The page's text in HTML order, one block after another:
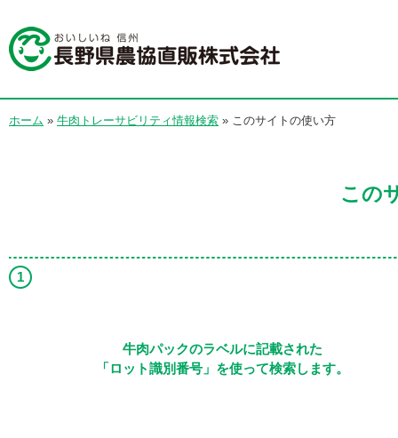
ホーム » 牛肉トレーサビリティ情報検索 » このサイトの使い方
この
牛肉パックのラベルに記載された
「ロット識別番号」を使って検索します。